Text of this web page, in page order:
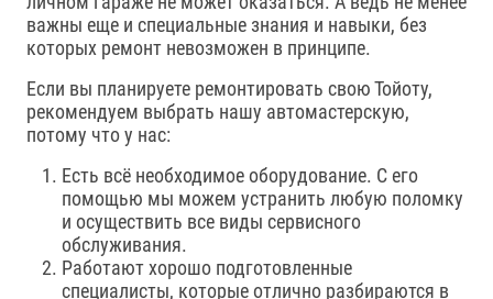
важны еще и специальные знания и навыки, без
которых ремонт невозможен в принципе.
Если вы планируете ремонтировать свою Тойоту,
рекомендуем выбрать нашу автомастерскую,
потому что у нас:
Есть всё необходимое оборудование. С его
помощью мы можем устранить любую поломку
и осуществить все виды сервисного
обслуживания.
Работают хорошо подготовленные
специалисты, которые отлично разбираются в